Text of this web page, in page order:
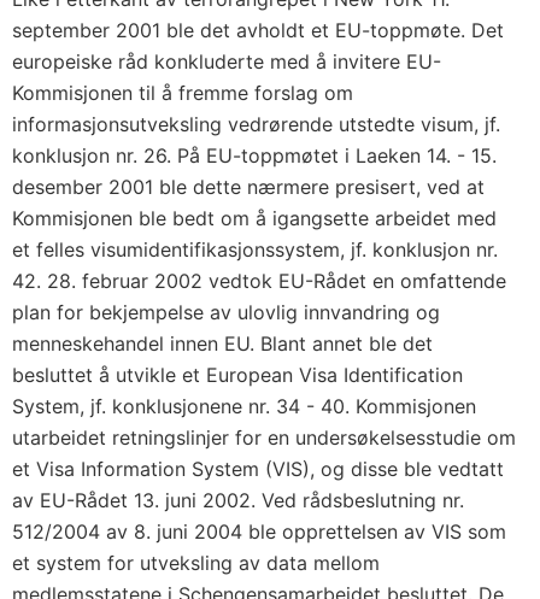
september 2001 ble det avholdt et EU-toppmøte. Det
europeiske råd konkluderte med å invitere EU-
Kommisjonen til å fremme forslag om
informasjonsutveksling vedrørende utstedte visum, jf.
konklusjon nr. 26. På EU-toppmøtet i Laeken 14. - 15.
desember 2001 ble dette nærmere presisert, ved at
Kommisjonen ble bedt om å igangsette arbeidet med
et felles visumidentifikasjonssystem, jf. konklusjon nr.
42. 28. februar 2002 vedtok EU-Rådet en omfattende
plan for bekjempelse av ulovlig innvandring og
menneskehandel innen EU. Blant annet ble det
besluttet å utvikle et European Visa Identification
System, jf. konklusjonene nr. 34 - 40. Kommisjonen
utarbeidet retningslinjer for en undersøkelsesstudie om
et Visa Information System (VIS), og disse ble vedtatt
av EU-Rådet 13. juni 2002. Ved rådsbeslutning nr.
512/2004 av 8. juni 2004 ble opprettelsen av VIS som
et system for utveksling av data mellom